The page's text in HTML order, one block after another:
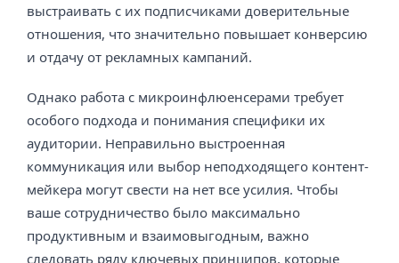
выстраивать с их подписчиками доверительные
отношения, что значительно повышает конверсию
и отдачу от рекламных кампаний.
Однако работа с микроинфлюенсерами требует
особого подхода и понимания специфики их
аудитории. Неправильно выстроенная
коммуникация или выбор неподходящего контент-
мейкера могут свести на нет все усилия. Чтобы
ваше сотрудничество было максимально
продуктивным и взаимовыгодным, важно
следовать ряду ключевых принципов, которые